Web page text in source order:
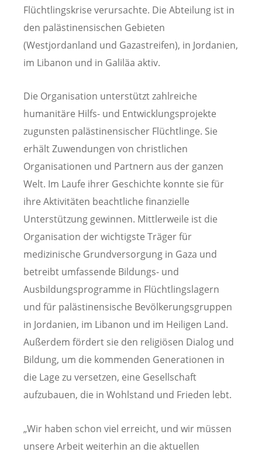
Flüchtlingskrise verursachte. Die Abteilung ist in
den palästinensischen Gebieten
(Westjordanland und Gazastreifen), in Jordanien,
im Libanon und in Galiläa aktiv.
Die Organisation unterstützt zahlreiche
humanitäre Hilfs- und Entwicklungsprojekte
zugunsten palästinensischer Flüchtlinge. Sie
erhält Zuwendungen von christlichen
Organisationen und Partnern aus der ganzen
Welt. Im Laufe ihrer Geschichte konnte sie für
ihre Aktivitäten beachtliche finanzielle
Unterstützung gewinnen. Mittlerweile ist die
Organisation der wichtigste Träger für
medizinische Grundversorgung in Gaza und
betreibt umfassende Bildungs- und
Ausbildungsprogramme in Flüchtlingslagern
und für palästinensische Bevölkerungsgruppen
in Jordanien, im Libanon und im Heiligen Land.
Außerdem fördert sie den religiösen Dialog und
Bildung, um die kommenden Generationen in
die Lage zu versetzen, eine Gesellschaft
aufzubauen, die in Wohlstand und Frieden lebt.
„Wir haben schon viel erreicht, und wir müssen
unsere Arbeit weiterhin an die aktuellen